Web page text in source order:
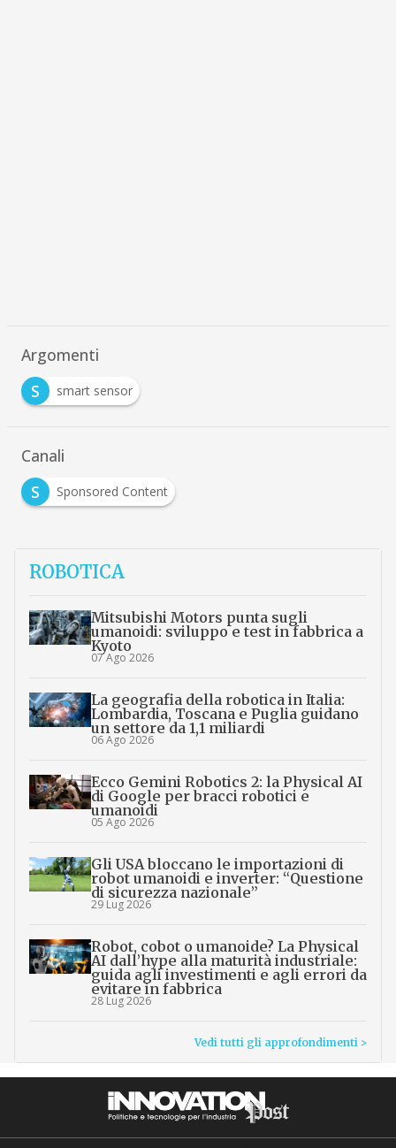
Argomenti
S
smart sensor
Canali
S
Sponsored Content
ROBOTICA
Mitsubishi Motors punta sugli
umanoidi: sviluppo e test in fabbrica a
Kyoto
07 Ago 2026
La geografia della robotica in Italia:
Lombardia, Toscana e Puglia guidano
un settore da 1,1 miliardi
06 Ago 2026
Ecco Gemini Robotics 2: la Physical AI
di Google per bracci robotici e
umanoidi
05 Ago 2026
Gli USA bloccano le importazioni di
robot umanoidi e inverter: “Questione
di sicurezza nazionale”
29 Lug 2026
Robot, cobot o umanoide? La Physical
AI dall’hype alla maturità industriale:
guida agli investimenti e agli errori da
evitare in fabbrica
28 Lug 2026
Vedi tutti gli approfondimenti >